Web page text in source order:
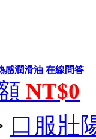
感潤滑油 在線問答
NT$0
口服壯